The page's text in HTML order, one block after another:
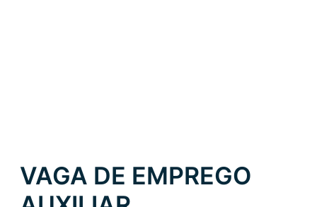
VAGA DE EMPREGO